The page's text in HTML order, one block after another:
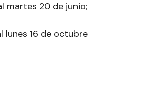
martes 20 de junio;
lunes 16 de octubre